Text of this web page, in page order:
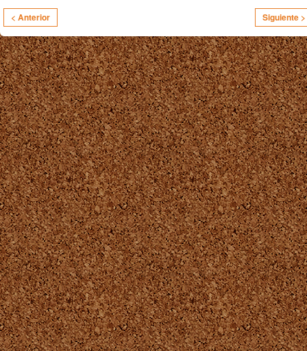
< Anterior Siguiente >